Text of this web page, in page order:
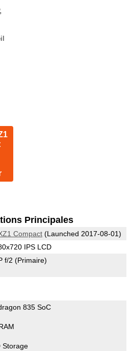
Principales
Compact(Launched 2017-08-01)
IPS LCD
f/2 (Primaire)
835 SoC
Storage